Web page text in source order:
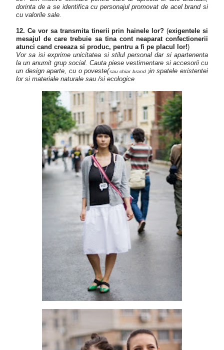
dorinta de a se identifica cu personajul promovat de acel brand si
cu valorile sale.
12. Ce vor sa transmita tinerii prin hainele lor?(exigentele si
mesajul de care trebuie sa tina cont neaparat confectionerii
atunci cand creeaza si produc, pentru a fi pe placul lor!)
Vor sa isi exprime unicitatea si stilul personal dar si apartenenta
la un anumit grup social. Cauta piese vestimentare si accesorii cu
un design aparte, cu o poveste(sau chiar brand )in spatele existentei
lor si materiale naturale sau /si ecologice